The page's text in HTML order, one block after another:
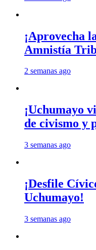
¡Aprovecha
Amnistía
2 semanas ago
¡Uchumayo
de civismo y
3 semanas ago
¡Desfile
Uchumayo!
3 semanas ago